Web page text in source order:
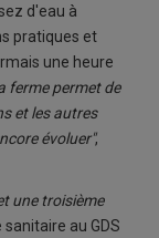
d'eau à
pratiques et
une heure
ferme permet de
et les autres
évoluer",
une troisième
au GDS